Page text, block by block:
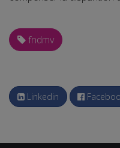
fndmv
Linkedin